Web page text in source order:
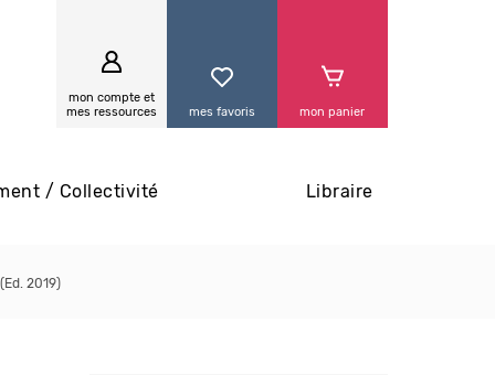
mon compte et
mes ressources
mes favoris mon panier
/ Collectivité Libraire
2019)